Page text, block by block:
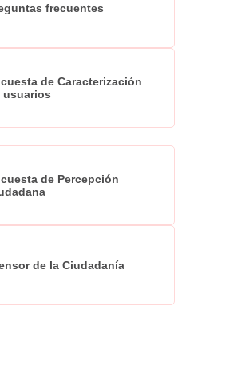
frecuentes
de Caracterización
usuarios
de Percepción
de la Ciudadanía